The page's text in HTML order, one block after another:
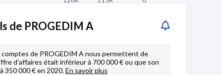
3,8
186K 123K
0
63,9 68,6
de PROGEDIM A
de PROGEDIM A nous permettent de
d'affaires était inférieur à 700 000 € ou que son
350 000 € en 2020.En savoir plus